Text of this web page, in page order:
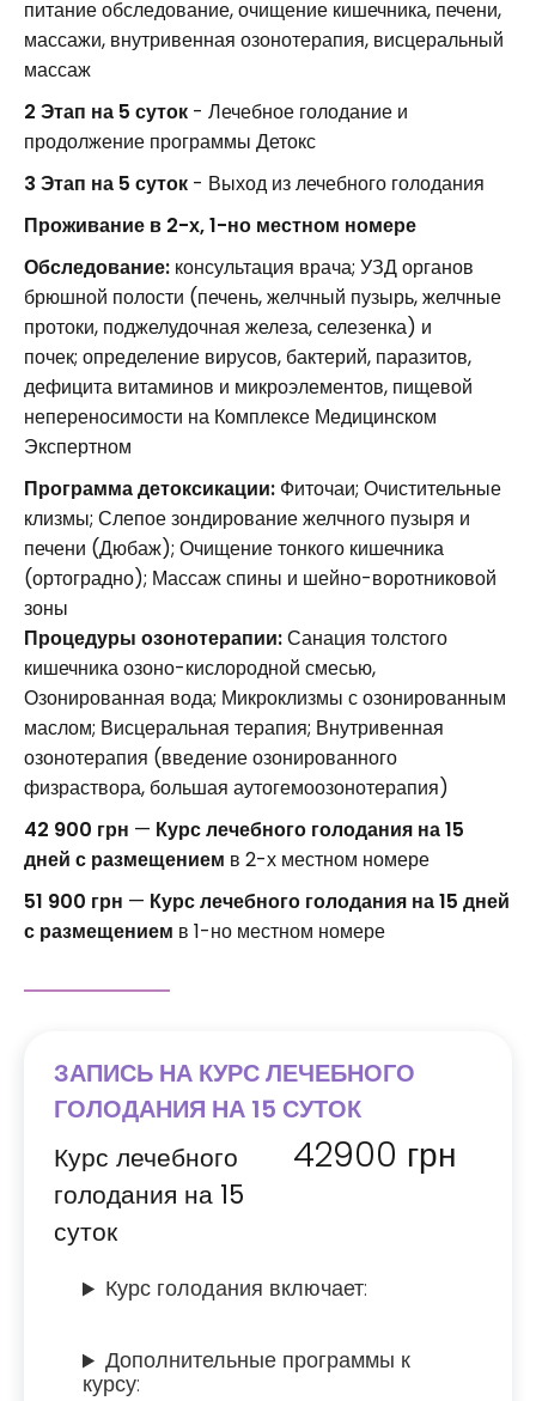
питание обследование, очищение кишечника, печени,
массажи, внутривенная озонотерапия, висцеральный
массаж
2 Этап на 5 суток - Лечебное голодание и
продолжение программы Детокс
3 Этап на 5 суток - Выход из лечебного голодания
Проживание в 2-х, 1-но местном номере
Обследование: консультация врача; УЗД органов
брюшной полости (печень, желчный пузырь, желчные
протоки, поджелудочная железа, селезенка) и
почек; определение вирусов, бактерий, паразитов,
дефицита витаминов и микроэлементов, пищевой
непереносимости на Комплексе Медицинском
Экспертном
Программа детоксикации: Фиточаи; Очистительные
клизмы; Слепое зондирование желчного пузыря и
печени (Дюбаж); Очищение тонкого кишечника
(ортоградно); Массаж спины и шейно-воротниковой
зоны
Процедуры озонотерапии:Санация толстого
кишечника озоно-кислородной смесью,
Озонированная вода; Микроклизмы с озонированным
маслом; Висцеральная терапия; Внутривенная
озонотерапия (введение озонированного
физраствора, большая аутогемоозонотерапия)
42 900 грн — Курс лечебного голодания на 15
дней с размещением в 2-х местном номере
51 900 грн — Курс лечебного голодания на 15 дней
с размещением в 1-но местном номере
ЗАПИСЬ НА КУРС ЛЕЧЕБНОГО
ГОЛОДАНИЯ НА 15 СУТОК
Курс лечебного
голодания на 15
суток
42900 грн
Курс голодания включает:
Дополнительные программы к
курсу: